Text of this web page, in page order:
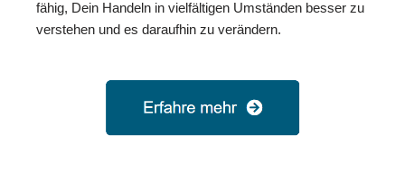
fähig, Dein Handeln in vielfältigen Umständen besser zu
verstehen und es daraufhin zu verändern.